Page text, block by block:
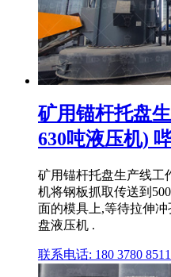
矿用锚杆托盘
630吨液压机)
矿用锚杆托盘生产线工
机将钢板抓取传送到
面的模具上,等待拉伸
盘液压机 .
联系电话: 180 3780 8511